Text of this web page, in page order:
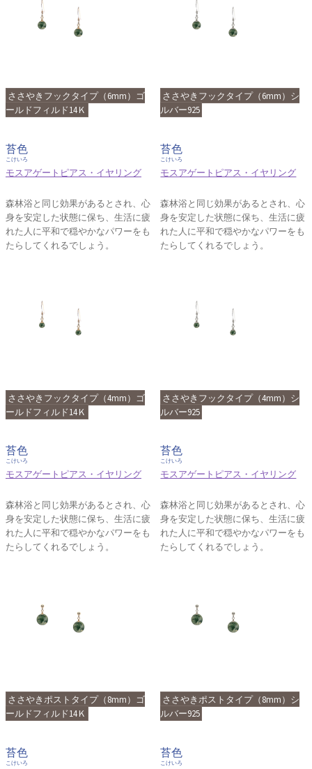
ささやきフックタイプ（6mm）ゴ
ールドフィルド14Ｋ
苔色
こけいろ
モスアゲートピアス・イヤリング
森林浴と同じ効果があるとされ、心
身を安定した状態に保ち、生活に疲
れた人に平和で穏やかなパワーをも
たらしてくれるでしょう。
ささやきフックタイプ（6mm）シ
ルバー925
苔色
こけいろ
モスアゲートピアス・イヤリング
森林浴と同じ効果があるとされ、心
身を安定した状態に保ち、生活に疲
れた人に平和で穏やかなパワーをも
たらしてくれるでしょう。
ささやきフックタイプ（4mm）ゴ
ールドフィルド14Ｋ
苔色
こけいろ
モスアゲートピアス・イヤリング
森林浴と同じ効果があるとされ、心
身を安定した状態に保ち、生活に疲
れた人に平和で穏やかなパワーをも
たらしてくれるでしょう。
ささやきフックタイプ（4mm）シ
ルバー925
苔色
こけいろ
モスアゲートピアス・イヤリング
森林浴と同じ効果があるとされ、心
身を安定した状態に保ち、生活に疲
れた人に平和で穏やかなパワーをも
たらしてくれるでしょう。
ささやきポストタイプ（8mm）ゴ
ールドフィルド14Ｋ
苔色
こけいろ
ささやきポストタイプ（8mm）シ
ルバー925
苔色
こけいろ